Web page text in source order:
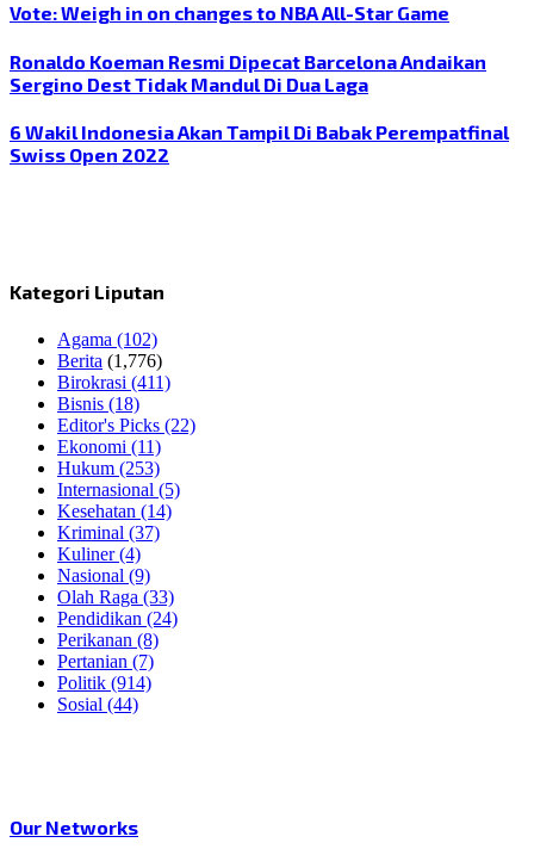
Vote: Weigh in on changes to NBA All-Star Game
Ronaldo Koeman Resmi Dipecat Barcelona Andaikan
Sergino Dest Tidak Mandul Di Dua Laga
6 Wakil Indonesia Akan Tampil Di Babak Perempatfinal
Swiss Open 2022
Kategori Liputan
Agama (102)
Berita (1,776)
Birokrasi (411)
Bisnis (18)
Editor's Picks (22)
Ekonomi (11)
Hukum (253)
Internasional (5)
Kesehatan (14)
Kriminal (37)
Kuliner(4)
Nasional (9)
Olah Raga (33)
Pendidikan (24)
Perikanan (8)
Pertanian (7)
Politik (914)
Sosial (44)
Our Networks